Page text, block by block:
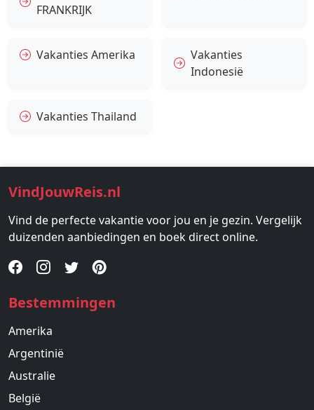
FRANKRIJK
Vakanties Amerika
Vakanties
Indonesië
Vakanties Thailand
VindJouwReis.nl
Vind de perfecte vakantie voor jou en je gezin. Vergelijk
duizenden aanbiedingen en boek direct online.
Bestemmingen
Amerika
Argentinië
Australie
België